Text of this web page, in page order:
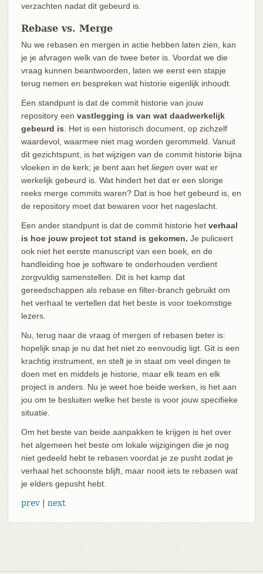
verzachten nadat dit gebeurd is.
Rebase vs. Merge
Nu we rebasen en mergen in actie hebben laten zien, kan
je je afvragen welk van de twee beter is. Voordat we die
vraag kunnen beantwoorden, laten we eerst een stapje
terug nemen en bespreken wat historie eigenlijk inhoudt.
Een standpunt is dat de commit historie van jouw
repository een vastlegging is van wat daadwerkelijk
gebeurd is . Het is een historisch document, op zichzelf
waardevol, waarmee niet mag worden gerommeld. Vanuit
dit gezichtspunt, is het wijzigen van de commit historie bijna
vloeken in de kerk; je bent aan het liegen over wat er
werkelijk gebeurd is. Wat hindert het dat er een slorige
reeks merge commits waren? Dat is hoe het gebeurd is, en
de repository moet dat bewaren voor het nageslacht.
Een ander standpunt is dat de commit historie het verhaal
is hoe jouw project tot stand is gekomen. Je puliceert
ook niet het eerste manuscript van een boek, en de
handleiding hoe je software te onderhouden verdient
zorgvuldig samenstellen. Dit is het kamp dat
gereedschappen als rebase en filter-branch gebruikt om
het verhaal te vertellen dat het beste is voor toekomstige
lezers.
Nu, terug naar de vraag of mergen of rebasen beter is:
hopelijk snap je nu dat het niet zo eenvoudig ligt. Git is een
krachtig instrument, en stelt je in staat om veel dingen te
doen met en middels je historie, maar elk team en elk
project is anders. Nu je weet hoe beide werken, is het aan
jou om te besluiten welke het beste is voor jouw specifieke
situatie.
Om het beste van beide aanpakken te krijgen is het over
het algemeen het beste om lokale wijzigingen die je nog
niet gedeeld hebt te rebasen voordat je ze pusht zodat je
verhaal het schoonste blijft, maar nooit iets te rebasen wat
je elders gepusht hebt.
prev| next